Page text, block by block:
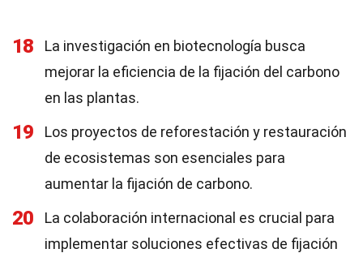
18
La investigación en biotecnología busca
mejorar la eficiencia de la fijación del carbono
en las plantas.
19
Los proyectos de reforestación y restauración
de ecosistemas son esenciales para
aumentar la fijación de carbono.
20
La colaboración internacional es crucial para
implementar soluciones efectivas de fijación